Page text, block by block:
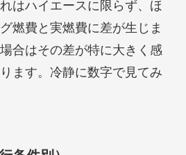
はハイエースに限らず、ほ
燃費と実燃費に差が生じま
合はその差が特に大きく感
ます。冷静に数字で見てみ